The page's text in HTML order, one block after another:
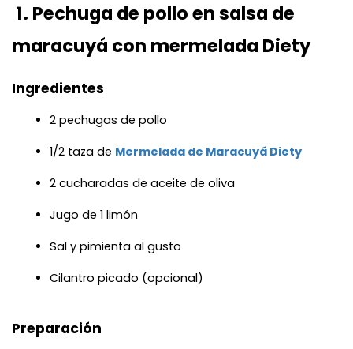
1. Pechuga de pollo en salsa de
maracuyá con mermelada Diety
Ingredientes
2 pechugas de pollo
1/2 taza de Mermelada de Maracuyá Diety
2 cucharadas de aceite de oliva
Jugo de 1 limón
Sal y pimienta al gusto
Cilantro picado (opcional)
Preparación